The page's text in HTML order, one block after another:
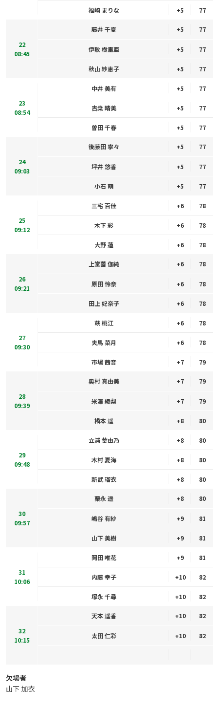
福崎 まりな +5 77
22
08:45
藤井 千夏 +5 77
伊敷 樹里亜 +5 77
秋山 紗恵子 +5 77
23
08:54
中井 美有 +5 77
吉桒 晴美 +5 77
曽田 千春 +5 77
24
09:03
後藤田 寧々 +5 77
坪井 悠香 +5 77
小石 萌 +5 77
25
09:12
三宅 百佳 +6 78
木下 彩 +6 78
大野 蓮 +6 78
26
09:21
上堂薗 伽純 +6 78
原田 怜奈 +6 78
田上 妃奈子 +6 78
27
09:30
萩 桃江 +6 78
夫馬 菜月 +6 78
市場 茜音 +7 79
28
09:39
奥村 真由美 +7 79
米澤 綾梨 +7 79
橋本 遥 +8 80
29
09:48
立浦 葉由乃 +8 80
木村 夏海 +8 80
新武 瑠衣 +8 80
30
09:57
栗永 遥 +8 80
嶋谷 有紗 +9 81
山下 美樹 +9 81
31
10:06
岡田 唯花 +9 81
内藤 幸子 +10 82
塚永 千尋 +10 82
32
10:15
天本 遥香 +10 82
太田 仁彩 +10 82
欠場者
山下 加衣